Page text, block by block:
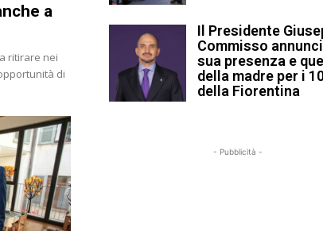
a
ritirare nei
di
Il Presidente
Commisso
sua presenza e
della madre per i
della Fiorentina
- Pubblicità -